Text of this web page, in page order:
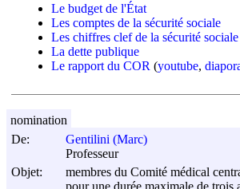
Le budget de l'État
Les comptes de la sécurité sociale
Les chiffres clef de la sécurité sociale
La dette publique
Le rapport du COR (youtube,
De:
Gentilini (Marc)
Professeur
Objet:
membres du Comité médical
nomination